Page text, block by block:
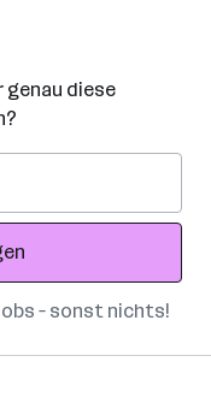
genau diese
– sonst nichts!